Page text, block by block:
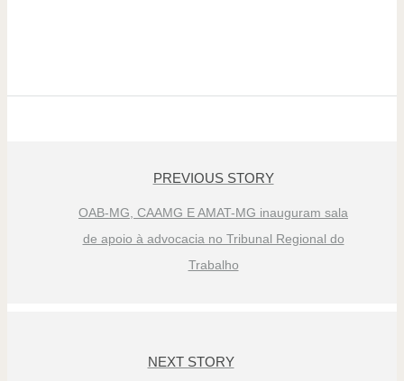
PREVIOUS STORY
OAB-MG, CAAMG E AMAT-MG inauguram sala
de apoio à advocacia no Tribunal Regional do
Trabalho
NEXT STORY